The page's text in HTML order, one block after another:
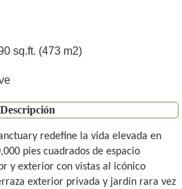
sq.ft. (473 m2)
Descripción
redefine la vida elevada en
pies cuadrados de espacio
y exterior con vistas al icónico
exterior privada y jardín rara vez